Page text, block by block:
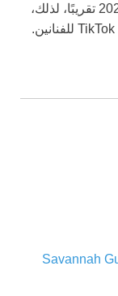
أن تم تسليط الضوء على TikTok في عام 2020 تقريبًا، لذلك،